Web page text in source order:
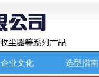
企业文化 选型指南